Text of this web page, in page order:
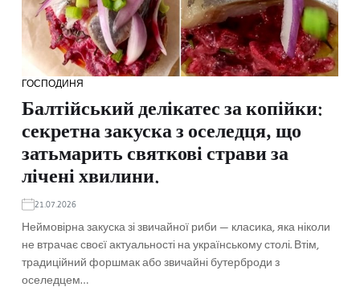
ГОСПОДИНЯ
Балтійський делікатес за копійки:
секретна закуска з оселедця, що
затьмарить святкові страви за
лічені хвилини.
21.07.2026
Неймовірна закуска зі звичайної риби — класика, яка ніколи
не втрачає своєї актуальності на українському столі. Втім,
традиційний форшмак або звичайні бутерброди з
оселедцем…